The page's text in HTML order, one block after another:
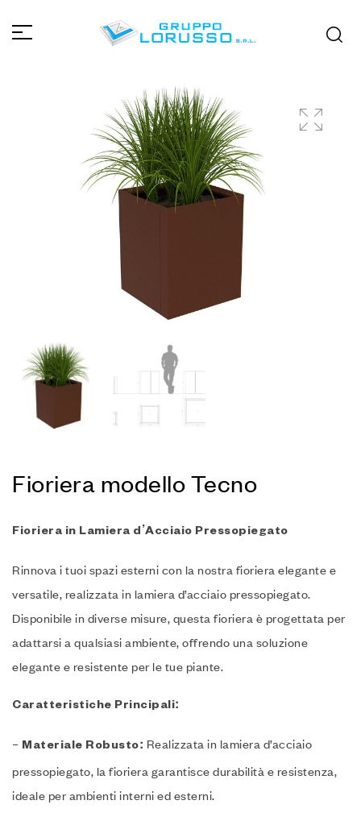
Fioriera modello Tecno
Fioriera in Lamiera d’Acciaio Pressopiegato
Rinnova i tuoi spazi esterni con la nostra fioriera elegante e
versatile, realizzata in lamiera d’acciaio pressopiegato.
Disponibile in diverse misure, questa fioriera è progettata per
adattarsi a qualsiasi ambiente, offrendo una soluzione
elegante e resistente per le tue piante.
Caratteristiche Principali:
– Materiale Robusto: Realizzata in lamiera d’acciaio
pressopiegato, la fioriera garantisce durabilità e resistenza,
ideale per ambienti interni ed esterni.